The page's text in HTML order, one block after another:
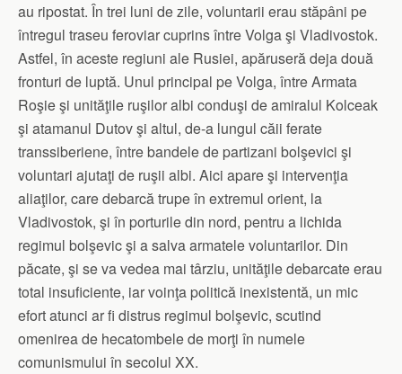
au ripostat. În trei luni de zile, voluntarii erau stăpâni pe
întregul traseu feroviar cuprins între Volga şi Vladivostok.
Astfel, în aceste regiuni ale Rusiei, apăruseră deja două
fronturi de luptă. Unul principal pe Volga, între Armata
Roşie şi unităţile ruşilor albi conduşi de amiralul Kolceak
şi atamanul Dutov şi altul, de-a lungul căii ferate
transsiberiene, între bandele de partizani bolşevici şi
voluntari ajutaţi de ruşii albi. Aici apare şi intervenţia
aliaţilor, care debarcă trupe în extremul orient, la
Vladivostok, şi în porturile din nord, pentru a lichida
regimul bolşevic şi a salva armatele voluntarilor. Din
păcate, şi se va vedea mai târziu, unităţile debarcate erau
total insuficiente, iar voinţa politică inexistentă, un mic
efort atunci ar fi distrus regimul bolşevic, scutind
omenirea de hecatombele de morţi în numele
comunismului în secolul XX.